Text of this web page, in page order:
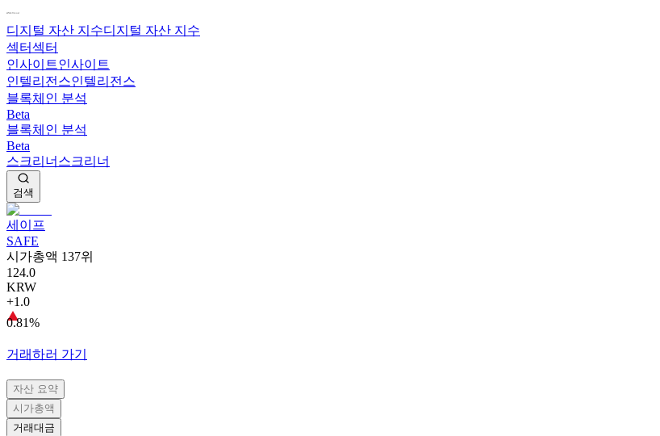
디지털 자산 지수디지털 자산 지수
섹터섹터
인사이트인사이트
인텔리전스인텔리전스
블록체인 분석
Beta
블록체인 분석
Beta
스크리너 스크리너
검색
세이프
SAFE
시가총액 137위
124.0
KRW
+1.0
0.81%
거래하러 가기
자산 요약
시가총액
거래대금